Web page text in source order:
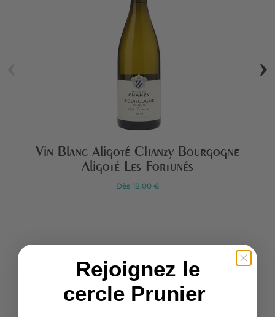
Vin Blanc Aligoté Chanzy Bourgogne
Aligoté Les Fortunés
Dès 18,00 €
›
Rejoignez le
cercle Prunier